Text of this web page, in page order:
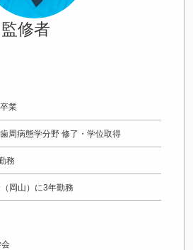
修者
業
周病態学分野 修了・学位取得
務
岡山）に3年勤務
会